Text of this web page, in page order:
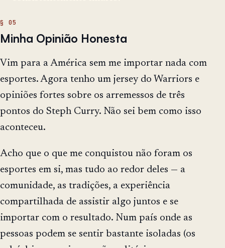
Minha Opinião Honesta
Vim para a América sem me importar nada com
esportes. Agora tenho um jersey do Warriors e
opiniões fortes sobre os arremessos de três
pontos do Steph Curry. Não sei bem como isso
aconteceu.
Acho que o que me conquistou não foram os
esportes em si, mas tudo ao redor deles — a
comunidade, as tradições, a experiência
compartilhada de assistir algo juntos e se
importar com o resultado. Num país onde as
pessoas podem se sentir bastante isoladas (os